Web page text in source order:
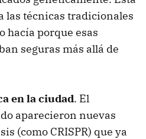
las técnicas tradicionales
hacía porque esas
seguras más allá de
en la ciudad. El
aparecieron nuevas
(como CRISPR) que ya